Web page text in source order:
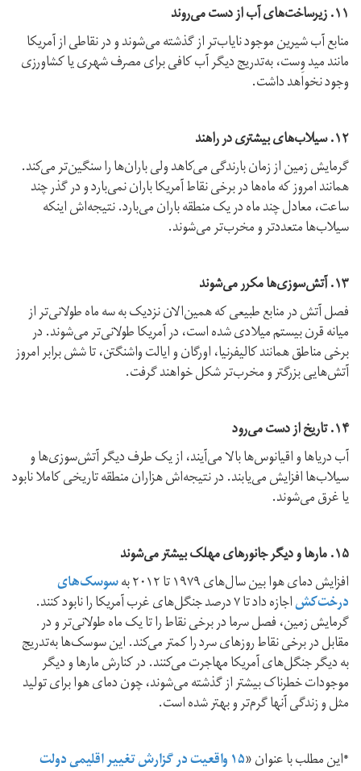
۱۱. زیرساخت‌های آب از دست می‌روند
منابع آب شیرین موجود نایاب‌تر از گذشته می‌شوند و در نقاطی از آمریکا
مانند مید وِست، به‌تدریج دیگر آب کافی برای مصرف شهری یا کشاورزی
وجود نخواهد داشت.
۱۲. سیلاب‌های بیشتری در راهند
گرمایش زمین از زمان بارندگی می‌کاهد ولی باران‌ها را سنگین‌تر می‌کند.
همانند امروز که ماه‌ها در برخی نقاط آمریکا باران نمی‌بارد و در گذر چند
ساعت، معادل چند ماه در یک منطقه باران می‌بارد. نتیجه‌اش اینکه
سیلاب‌ها متعددتر و مخرب‌تر می‌شوند.
۱۳. آتش‌سوزی‌ها مکرر می‌شوند
فصل آتش‌ در منابع طبیعی که همین‌الان نزدیک به سه ماه طولانی‌تر از
میانه قرن بیستم میلادی شده است، در آمریکا طولانی‌تر می‌شوند. در
برخی مناطق همانند کالیفرنیا، اورگان و ایالت واشنگتن، تا شش برابر امروز
آتش‌هایی بزرگتر و مخرب‌تر شکل خواهند گرفت.
۱۴. تاریخ از دست می‌رود
آب دریاها و اقیانوس‌ها بالا می‌آیند، از یک طرف دیگر آتش‌سوزی‌ها و
سیلاب‌ها افزایش می‌یابند. در نتیجه‌اش هزاران منطقه تاریخی کاملا نابود
یا غرق می‌شوند.
۱۵. مارها و دیگر جانورهای مهلک بیشتر می‌شوند
افزایش دمای هوا بین سال‌های ۱۹۷۹ تا ۲۰۱۲ به
سوسک‌های
درخت‌کش اجازه داد تا ۷ درصد جنگل‌های غرب آمریکا را نابود کنند.
گرمایش زمین، فصل سرما در برخی نقاط را تا یک ماه طولانی‌تر و در
مقابل در برخی نقاط روزهای سرد را کمتر می‌کند. این سوسک‌ها به‌تدریج
به دیگر جنگل‌های آمریکا مهاجرت می‌کنند. در کنارش مارها و دیگر
موجودات خطرناک بیشتر از گذشته می‌شوند، چون دمای هوا برای تولید
مثل و زندگی آنها گرم‌تر و بهتر شده است.
*این مطلب با عنوان «
۱۵ واقعیت در گزارش تغییر اقلیمی دولت